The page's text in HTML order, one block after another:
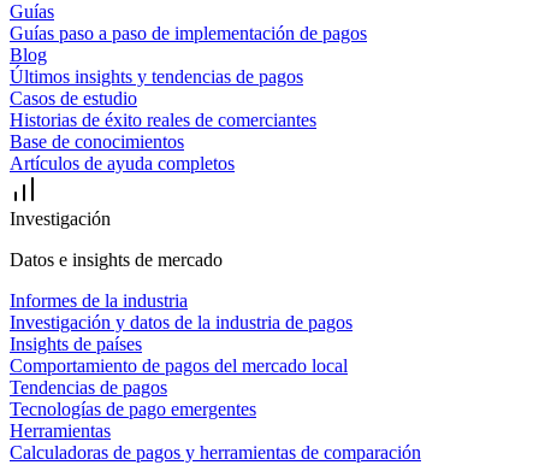
Guías
Guías paso a paso de implementación de pagos
Blog
Últimos insights y tendencias de pagos
Casos de estudio
Historias de éxito reales de comerciantes
Base de conocimientos
Artículos de ayuda completos
Investigación
Datos e insights de mercado
Informes de la industria
Investigación y datos de la industria de pagos
Insights de países
Comportamiento de pagos del mercado local
Tendencias de pagos
Tecnologías de pago emergentes
Herramientas
Calculadoras de pagos y herramientas de comparación